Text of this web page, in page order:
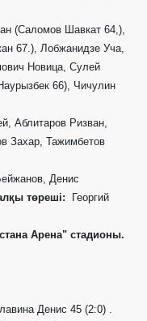
(Саломов Шавкат 64,),
67.), Лобжанидзе Уча,
Новица, Сулей
66), Чичулин
Аблитаров Ризван,
Захар, Тажимбетов
Денис
төреші: Георгий
Арена" стадионы.
Денис 45 (2:0) .